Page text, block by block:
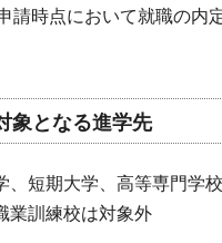
請時点において就職の内
象となる進学先
、短期大学、高等専門学
業訓練校は対象外